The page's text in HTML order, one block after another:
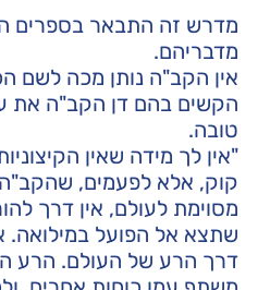
מדרש זה התבאר בספרים
מדבריהם.
אין הקב"ה נותן מכה לשם
הקשים בהם דן הקב"ה את
טובה.
"אין לך מידה שאין
קוק, אלא לפעמים, שהקב"ה
מסוימת לעולם, אין דרך
שתצא אל הפועל במילואה.
דרך הרע של העולם. הרע